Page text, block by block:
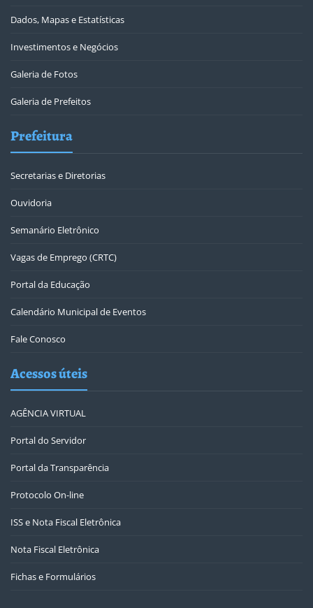
Dados, Mapas e Estatísticas
Investimentos e Negócios
Galeria de Fotos
Galeria de Prefeitos
Prefeitura
Secretarias e Diretorias
Ouvidoria
Semanário Eletrônico
Vagas de Emprego (CRTC)
Portal da Educação
Calendário Municipal de Eventos
Fale Conosco
Acessos úteis
AGÊNCIA VIRTUAL
Portal do Servidor
Portal da Transparência
Protocolo On-line
ISS e Nota Fiscal Eletrônica
Nota Fiscal Eletrônica
Fichas e Formulários